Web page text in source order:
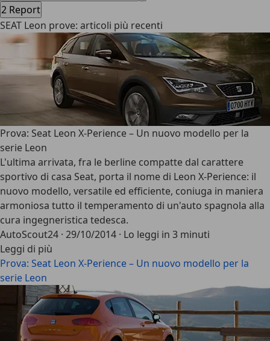
2 Report
SEAT Leon prove: articoli più recenti
Prova: Seat Leon X-Perience – Un nuovo modello per la
serie Leon
L'ultima arrivata, fra le berline compatte dal carattere
sportivo di casa Seat, porta il nome di Leon X-Perience: il
nuovo modello, versatile ed efficiente, coniuga in maniera
armoniosa tutto il temperamento di un'auto spagnola alla
cura ingegneristica tedesca.
AutoScout24 · 29/10/2014 · Lo leggi in 3 minuti
Leggi di più
Prova: Seat Leon X-Perience – Un nuovo modello per la
serie Leon